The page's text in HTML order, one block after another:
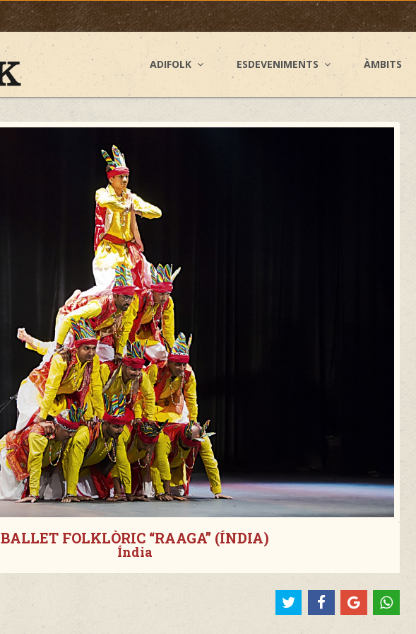
ADIFOLK ESDEVENIMENTS ÀMBITS
BALLET FOLKLÒRIC “RAAGA” (ÍNDIA)
Índia